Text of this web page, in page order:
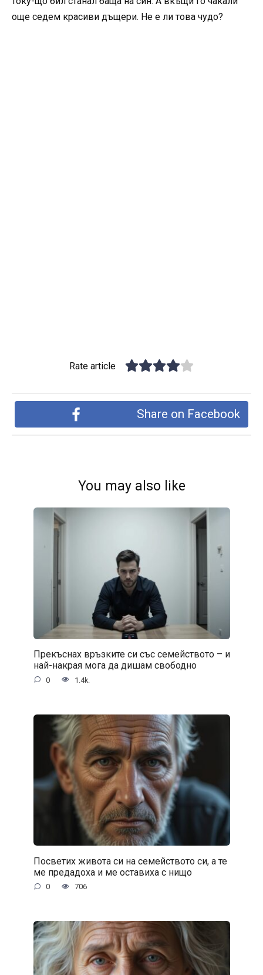
още седем красиви дъщери. Не е ли това чудо?
Rate article
Share on Facebook
You may also like
Прекъснах връзките си със семейството – и
най-накрая мога да дишам свободно
0 1.4k.
Посветих живота си на семейството си, а те
ме предадоха и ме оставиха с нищо
0 706